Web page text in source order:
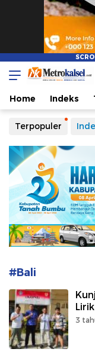
Metro Kalsel
Media
Home Indeks
Terpopuler
#Bali
3